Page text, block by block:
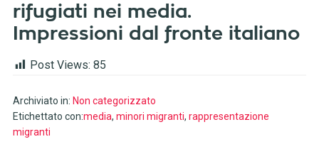
rifugiati nei media.
Impressioni dal fronte italiano
Post Views: 85
Archiviato in: Non categorizzato
Etichettato con:media, minori migranti, rappresentazione
migranti